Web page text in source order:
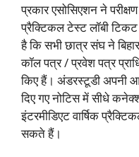
प्रकार एसोसिएशन ने
प्रैक्टिकल टेस्ट लॉबी टिकट
है कि सभी छात्र संघ ने बिहार
कॉल पत्र / प्रवेश पत्र
किए हैं। अंडरस्टूडी अपनी
दिए गए नोटिस में सीधे
इंटरमीडिएट वार्षिक
सकते हैं।